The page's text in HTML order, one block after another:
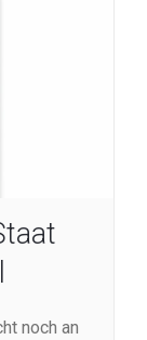
noch an